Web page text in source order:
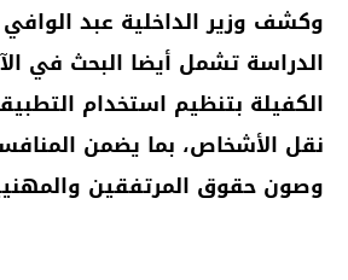
وكشف وزير الداخلية عبد
الدراسة تشمل أيضا البحث في
الكفيلة بتنظيم استخدام
نقل الأشخاص، بما يضمن
وصون حقوق المرتفقين